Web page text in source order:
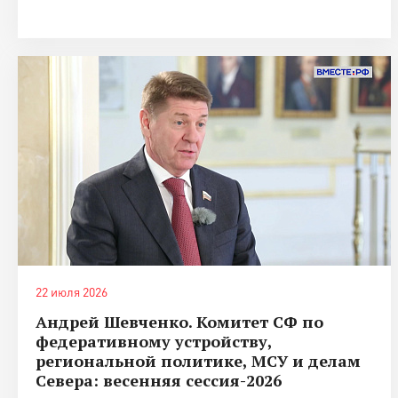
22 июля 2026
Андрей Шевченко. Комитет СФ по
федеративному устройству,
региональной политике, МСУ и делам
Севера: весенняя сессия-2026